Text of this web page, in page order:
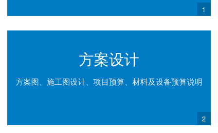
1
方案设计
方案图、施工图设计、项目预算、材料及设备预算说明
2